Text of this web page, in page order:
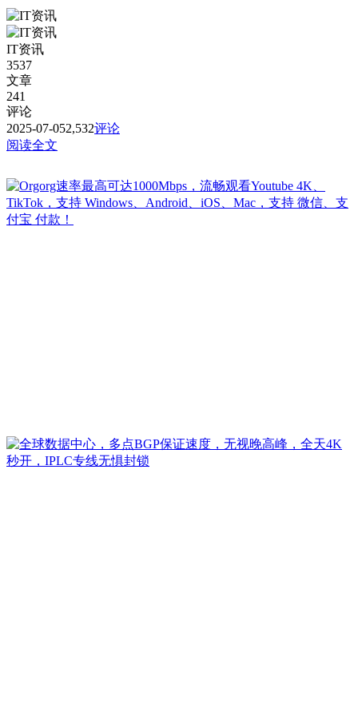
IT资讯
3537
文章
241
评论
2025-07-052,532评论
阅读全文